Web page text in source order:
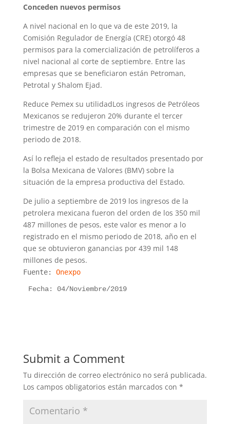
Conceden nuevos permisos
A nivel nacional en lo que va de este 2019, la
Comisión Regulador de Energía (CRE) otorgó 48
permisos para la comercialización de petrolíferos a
nivel nacional al corte de septiembre. Entre las
empresas que se beneficiaron están Petroman,
Petrotal y Shalom Ejad.
Reduce Pemex su utilidadLos ingresos de Petróleos
Mexicanos se redujeron 20% durante el tercer
trimestre de 2019 en comparación con el mismo
periodo de 2018.
Así lo refleja el estado de resultados presentado por
la Bolsa Mexicana de Valores (BMV) sobre la
situación de la empresa productiva del Estado.
De julio a septiembre de 2019 los ingresos de la
petrolera mexicana fueron del orden de los 350 mil
487 millones de pesos, este valor es menor a lo
registrado en el mismo periodo de 2018, año en el
que se obtuvieron ganancias por 439 mil 148
millones de pesos.
Fuente: Onexpo
Fecha: 04/Noviembre/2019
Submit a Comment
Tu dirección de correo electrónico no será publicada.
Los campos obligatorios están marcados con *